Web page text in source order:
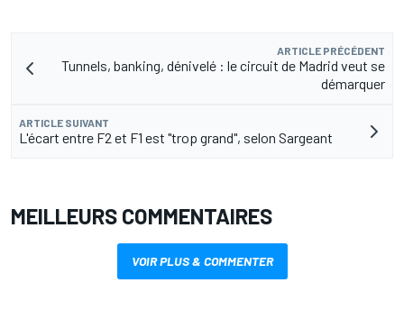
ARTICLE PRÉCÉDENT
Tunnels, banking, dénivelé : le circuit de Madrid veut se
démarquer
ARTICLE SUIVANT
L'écart entre F2 et F1 est "trop grand", selon Sargeant
MEILLEURS COMMENTAIRES
VOIR PLUS & COMMENTER